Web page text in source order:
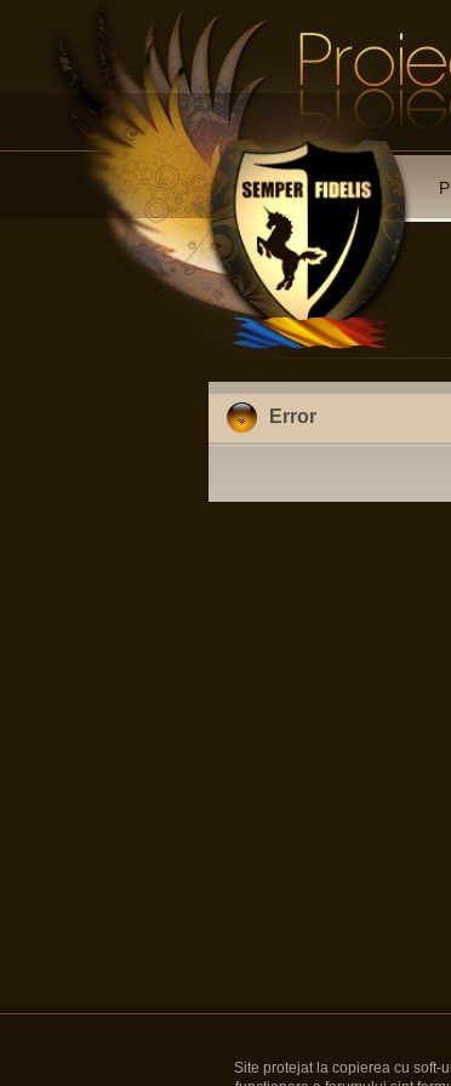
Error
Site protejat la copierea cu soft-